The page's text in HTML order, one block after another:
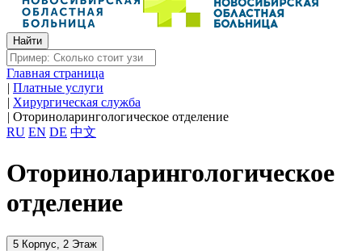
Главная страница
| Платные услуги
| Хирургическая служба
| Оториноларингологическое отделение
RU EN DE 中文
Оториноларингологическое
отделение
5 Корпус, 2 Этаж